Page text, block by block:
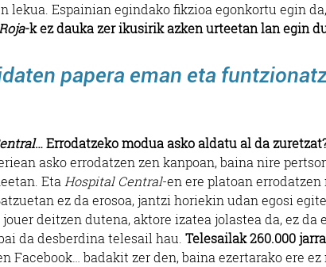
Espainian egindako fikzioa egonkortu egin
papera eman eta
-k ez dauka zer ikusirik azken urteetan lan egin
… Errodatzeko modua asko aldatu al da
asko errodatzen zen kanpoan, baina nire
EtaHospital Central-en ere platoan
ez da erosoa, jantzi horiekin udan egosi
deitzen dutena, aktore izatea jolastea da, ez da
da desberdina telesail hau. Telesailak 260.000
Facebook… badakit zer den, baina ezertarako ere